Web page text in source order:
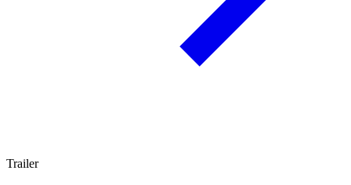
Trailer